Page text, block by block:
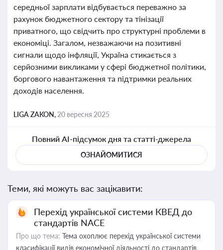
середньої зарплати відбувається переважно за
рахунок бюджетного сектору та тінізації
приватного, що свідчить про структурні проблеми в
економіці. Загалом, незважаючи на позитивні
сигнали щодо інфляції, Україна стикається з
серйозними викликами у сфері бюджетної політики,
боргового навантаження та підтримки реальних
доходів населення.
LIGA ZAKON, 20 вересня 2025
Повний AI-підсумок дня та статті-джерела
ОЗНАЙОМИТИСЯ
Теми, які можуть вас зацікавити:
Перехід української системи КВЕД до
стандартів NACE
Про що тема: Тема охоплює перехід української системи
класифікації видів економічної діяльності до стандартів